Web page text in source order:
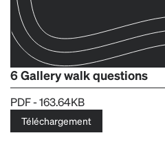
6 Gallery walk questions
PDF - 163.64KB
Téléchargement